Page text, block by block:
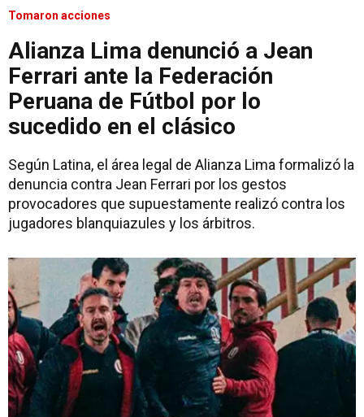
Tomaron acciones
Alianza Lima denunció a Jean
Ferrari ante la Federación
Peruana de Fútbol por lo
sucedido en el clásico
Según Latina, el área legal de Alianza Lima formalizó la
denuncia contra Jean Ferrari por los gestos
provocadores que supuestamente realizó contra los
jugadores blanquiazules y los árbitros.